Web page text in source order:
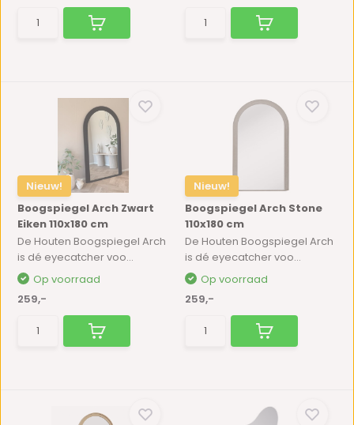
Nieuw!
Boogspiegel Arch Zwart
Eiken 110x180 cm
De Houten Boogspiegel Arch
is dé eyecatcher voo...
Op voorraad
259,-
Nieuw!
Boogspiegel Arch Stone
110x180 cm
De Houten Boogspiegel Arch
is dé eyecatcher voo...
Op voorraad
259,-